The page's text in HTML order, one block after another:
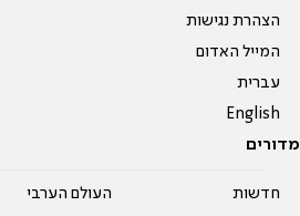
הצהרת נגישות
המייל האדום
עברית
English
מדורים
חדשות
העולם הערבי